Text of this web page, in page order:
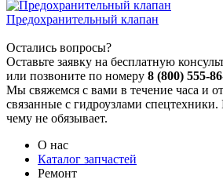
Предохранительный клапан
Остались вопросы?
Оставьте заявку на бесплатную
или позвоните по номеру 8 (800) 555-
Мы свяжемся с вами в течение часа и
связанные с гидроузлами спецтехники.
чему не обязывает.
О нас
Каталог запчастей
Ремонт